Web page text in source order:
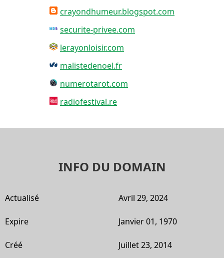
crayondhumeur.blogspot.com
securite-privee.com
lerayonloisir.com
malistedenoel.fr
numerotarot.com
radiofestival.re
INFO DU DOMAIN
Actualisé Avril 29, 2024
Expire Janvier 01, 1970
Créé Juillet 23, 2014